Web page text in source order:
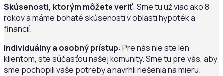
Skúsenosti, ktorým môžete veriť: Sme tu už viac ako 8
rokov a máme bohaté skúsenosti v oblasti hypoték a
financií.
Individuálny a osobný prístup: Pre nás nie ste len
klientom, ste súčasťou našej komunity. Sme tu pre vás, aby
sme pochopili vaše potreby a navrhli riešenia na mieru.